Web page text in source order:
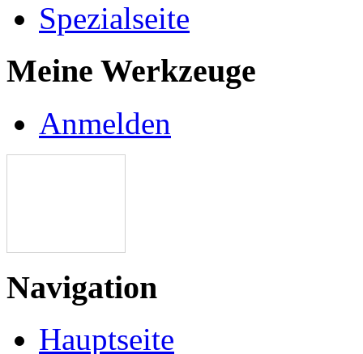
Spezialseite
Meine Werkzeuge
Anmelden
Navigation
Hauptseite